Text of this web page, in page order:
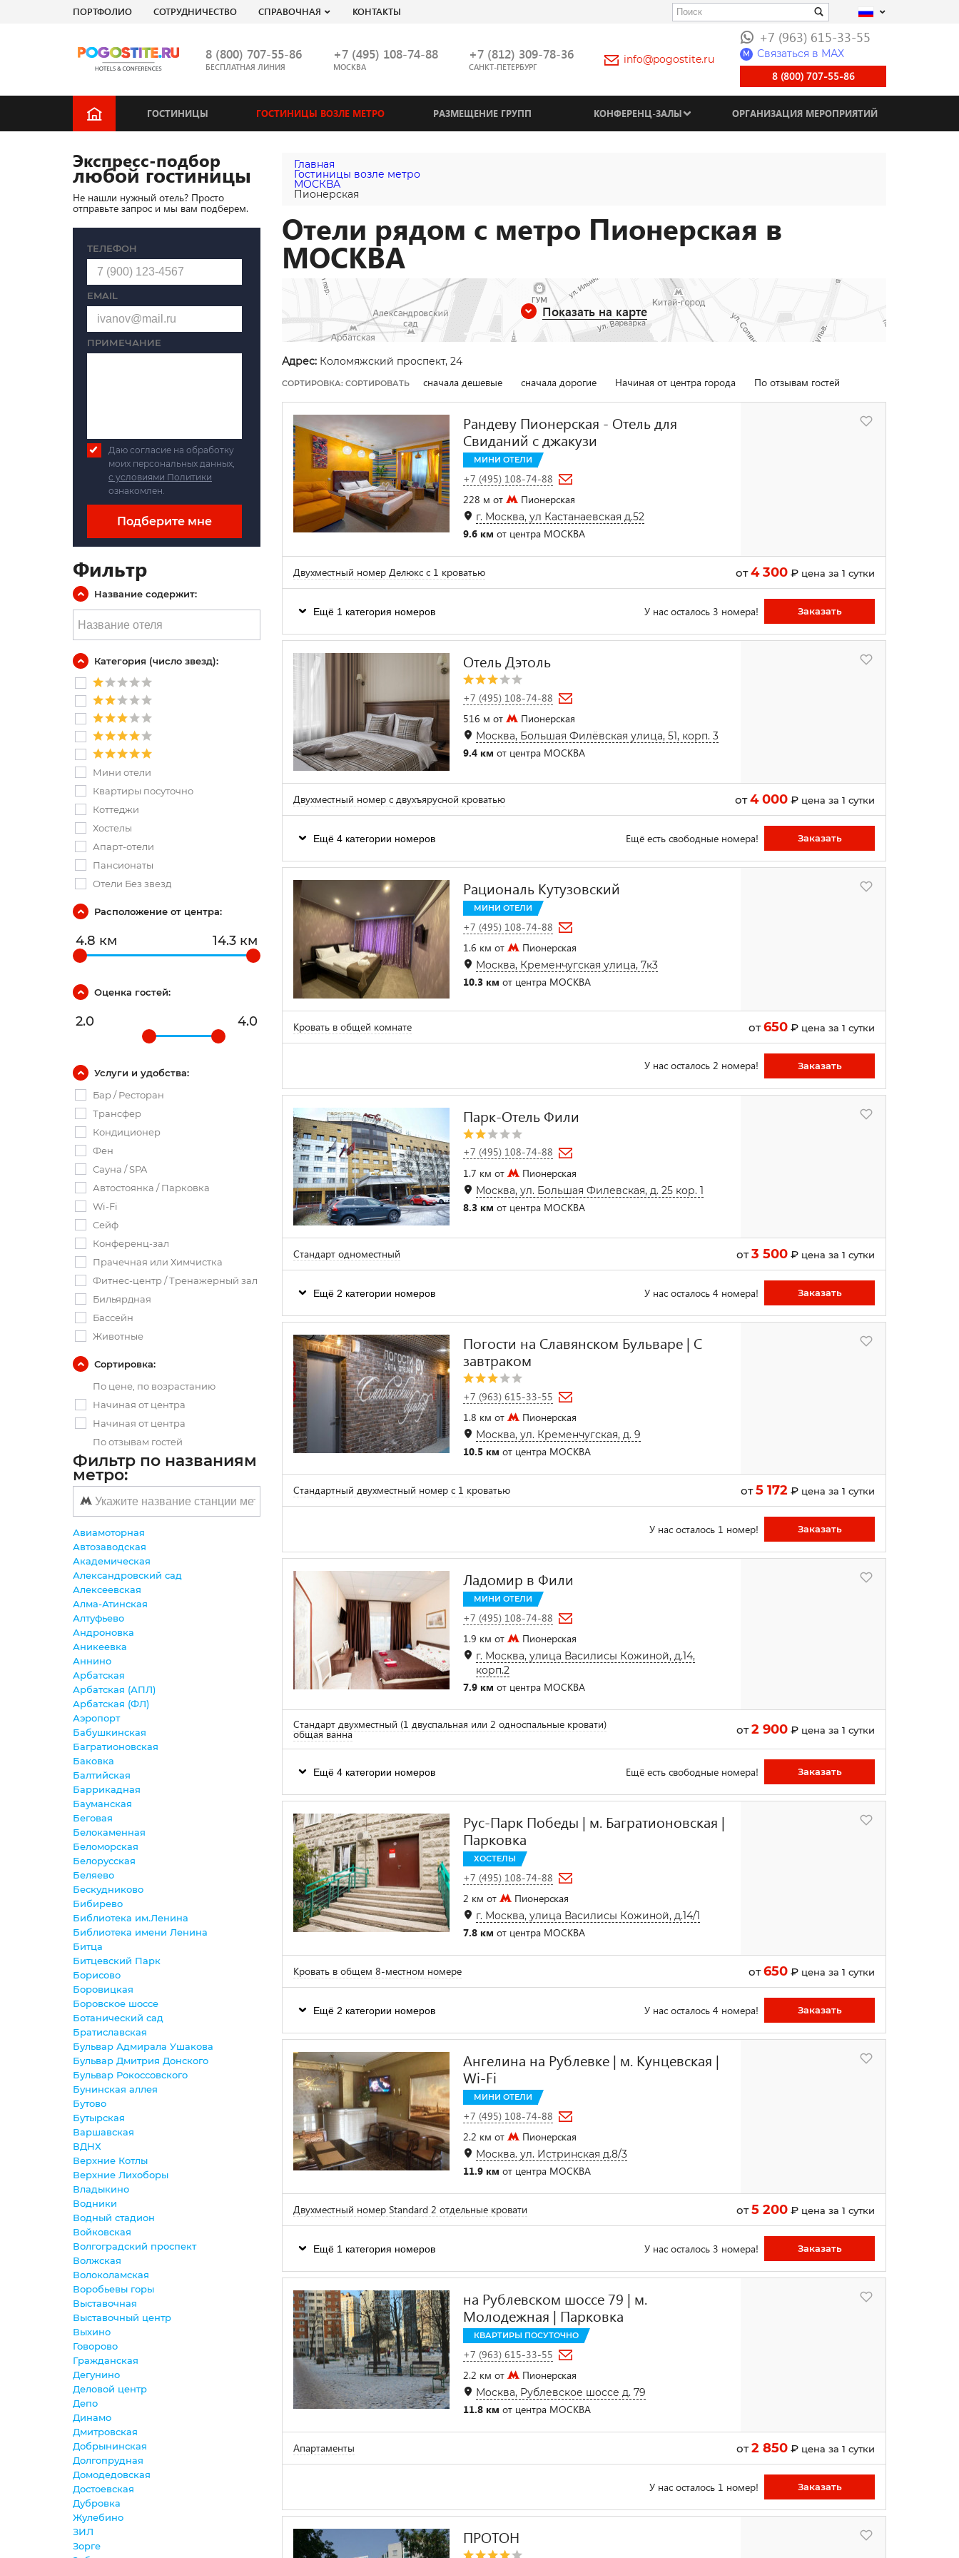
ПОРТФОЛИО СОТРУДНИЧЕСТВО СПРАВОЧНАЯ КОНТАКТЫ
8 (800) 707-55-86
БЕСПЛАТНАЯ ЛИНИЯ
+7 (495) 108-74-88
МОСКВА
+7 (812) 309-78-36
САНКТ-ПЕТЕРБУРГ
info@pogostite.ru
+7 (963) 615-33-55
M Связаться в МАХ
8 (800) 707-55-86
ГОСТИНИЦЫ ГОСТИНИЦЫ ВОЗЛЕ МЕТРО РАЗМЕЩЕНИЕ ГРУПП КОНФЕРЕНЦ-ЗАЛЫ ОРГАНИЗАЦИЯ МЕРОПРИЯТИЙ
Главная
Гостиницы возле метро
МОСКВА
Пионерская
Отели рядом с метро Пионерская в
МОСКВА
Показать на карте
Адрес:Коломяжский проспект, 24
СОРТИРОВКА: СОРТИРОВАТЬ сначала дешевые сначала дорогие Начиная от центра города По отзывам гостей
Рандеву Пионерская - Отель для
Свиданий с джакузи
МИНИ ОТЕЛИ
+7 (495) 108-74-88
228 м от
Пионерская
г. Москва, ул Кастанаевская д.52
9.6 км от центра МОСКВА
Двухместный номер Делюкс с 1 кроватью от4 300₽ цена за 1 сутки
Ещё 1 категория номеров У нас осталось 3 номера! Заказать
Отель Дэтоль
+7 (495) 108-74-88
516 м от
Пионерская
Москва, Большая Филёвская улица, 51, корп. 3
9.4 км от центра МОСКВА
Двухместный номер с двухъярусной кроватью от4 000₽ цена за 1 сутки
Ещё 4 категории номеров Ещё есть свободные номера! Заказать
Рациональ Кутузовский
МИНИ ОТЕЛИ
+7 (495) 108-74-88
1.6 км от
Пионерская
Москва, Кременчугская улица, 7к3
10.3 км от центра МОСКВА
Кровать в общей комнате от650₽ цена за 1 сутки
У нас осталось 2 номера! Заказать
Парк-Отель Фили
+7 (495) 108-74-88
1.7 км от
Пионерская
Москва, ул. Большая Филевская, д. 25 кор. 1
8.3 км от центра МОСКВА
Стандарт одноместный от3 500₽ цена за 1 сутки
Ещё 2 категории номеров У нас осталось 4 номера! Заказать
Погости на Славянском Бульваре | С
завтраком
+7 (963) 615-33-55
1.8 км от
Пионерская
Москва, ул. Кременчугская, д. 9
10.5 км от центра МОСКВА
Стандартный двухместный номер с 1 кроватью от5 172₽ цена за 1 сутки
У нас осталось 1 номер! Заказать
Ладомир в Фили
МИНИ ОТЕЛИ
+7 (495) 108-74-88
1.9 км от
Пионерская
г. Москва, улица Василисы Кожиной, д.14,
корп.2
7.9 км от центра МОСКВА
Стандарт двухместный (1 двуспальная или 2 односпальные кровати)
общая ванна от2 900₽ цена за 1 сутки
Ещё 4 категории номеров Ещё есть свободные номера! Заказать
Рус-Парк Победы | м. Багратионовская |
Парковка
ХОСТЕЛЫ
+7 (495) 108-74-88
2 км от
Пионерская
г. Москва, улица Василисы Кожиной, д.14/1
7.8 км от центра МОСКВА
Кровать в общем 8-местном номере от650₽ цена за 1 сутки
Ещё 2 категории номеров У нас осталось 4 номера! Заказать
Ангелина на Рублевке | м. Кунцевская |
Wi-Fi
МИНИ ОТЕЛИ
+7 (495) 108-74-88
2.2 км от
Пионерская
Москва. ул. Истринская д.8/3
11.9 км от центра МОСКВА
Двухместный номер Standard 2 отдельные кровати от5 200₽ цена за 1 сутки
Ещё 1 категория номеров У нас осталось 3 номера! Заказать
на Рублевском шоссе 79 | м.
Молодежная | Парковка
КВАРТИРЫ ПОСУТОЧНО
+7 (963) 615-33-55
2.2 км от
Пионерская
Москва, Рублевское шоссе д. 79
11.8 км от центра МОСКВА
Апартаменты от2 850₽ цена за 1 сутки
У нас осталось 1 номер! Заказать
ПРОТОН
Экспресс-подбор
любой гостиницы
Не нашли нужный отель? Просто
отправьте запрос и мы вам подберем.
ТЕЛЕФОН
EMAIL
ПРИМЕЧАНИЕ
Даю согласие на обработку
моих персональных данных,
с условиями Политики
ознакомлен.
Подберите мне
Фильтр
Название содержит:
Категория (число звезд):
Мини отели
Квартиры посуточно
Коттеджи
Хостелы
Апарт-отели
Пансионаты
Отели Без звезд
Расположение от центра:
4.8 км 14.3 км
Оценка гостей:
2.0 4.0
Услуги и удобства:
Бар / Ресторан
Трансфер
Кондиционер
Фен
Сауна / SPA
Автостоянка / Парковка
Wi-Fi
Сейф
Конференц-зал
Прачечная или Химчистка
Фитнес-центр / Тренажерный зал
Бильярдная
Бассейн
Животные
Сортировка:
По цене, по возрастанию
Начиная от центра
Начиная от центра
По отзывам гостей
Фильтр по названиям
метро:
Авиамоторная
Автозаводская
Академическая
Александровский сад
Алексеевская
Алма-Атинская
Алтуфьево
Андроновка
Аникеевка
Аннино
Арбатская
Арбатская (АПЛ)
Арбатская (ФЛ)
Аэропорт
Бабушкинская
Багратионовская
Баковка
Балтийская
Баррикадная
Бауманская
Беговая
Белокаменная
Беломорская
Белорусская
Беляево
Бескудниково
Бибирево
Библиотека им.Ленина
Библиотека имени Ленина
Битца
Битцевский Парк
Борисово
Боровицкая
Боровское шоссе
Ботанический сад
Братиславская
Бульвар Адмирала Ушакова
Бульвар Дмитрия Донского
Бульвар Рокоссовского
Бунинская аллея
Бутово
Бутырская
Варшавская
ВДНХ
Верхние Котлы
Верхние Лихоборы
Владыкино
Водники
Водный стадион
Войковская
Волгоградский проспект
Волжская
Волоколамская
Воробьевы горы
Выставочная
Выставочный центр
Выхино
Говорово
Гражданская
Дегунино
Деловой центр
Депо
Динамо
Дмитровская
Добрынинская
Долгопрудная
Домодедовская
Достоевская
Дубровка
Жулебино
ЗИЛ
Зорге